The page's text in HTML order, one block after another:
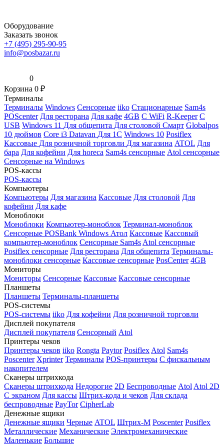
Оборудование
Заказать звонок
+7 (495) 295-90-95
info@posbazar.ru
0
Корзина 0 ₽
Терминалы
Терминалы Windows Сенсорные iiko Стационарные Sam4s
POScenter Для ресторана Для кафе 4GB С WiFi R-Keeper С
USB Windows 11 Для общепита Для столовой Смарт Globalpos
10 дюймов Core i3 Datavan Для 1С Windows 10 Posiflex
Кассовые Для розничной торговли Для магазина ATOL Для
бара Для кофейни Для horeca Sam4s сенсорные Atol сенсорные
Сенсорные на Windows
POS-кассы
POS-кассы
Компьютеры
Компьютеры Для магазина Кассовые Для столовой Для
кофейни Для кафе
Моноблоки
Моноблоки Компьютер-моноблок Терминал-моноблок
Сенсорные POSBank Windows Атол Кассовые Кассовый
компьютер-моноблок Сенсорные Sam4s Atol сенсорные
Posiflex сенсорные Для ресторана Для общепита Терминалы-
моноблоки сенсорные Кассовые сенсорные PosCenter 4GB
Мониторы
Мониторы Сенсорные Кассовые Кассовые сенсорные
Планшеты
Планшеты Терминалы-планшеты
POS-системы
POS-системы iiko Для кофейни Для розничной торговли
Дисплей покупателя
Дисплей покупателя Сенсорный Atol
Принтеры чеков
Принтеры чеков iiko Rongta Paytor Posiflex Atol Sam4s
Poscenter Xprinter Терминалы POS-принтеры С фискальным
накопителем
Сканеры штрихкода
Сканеры штрихкода Недорогие 2D Беспроводные Atol Atol 2D
С экраном Для кассы Штрих-кода и чеков Для склада
беспроводные PayTor CipherLab
Денежные ящики
Денежные ящики Черные ATOL Штрих-М Poscenter Posiflex
Металлические Механические Электромеханические
Маленькие Большие